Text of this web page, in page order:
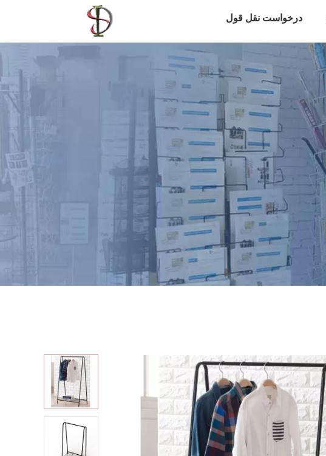
درخواست نقل قول